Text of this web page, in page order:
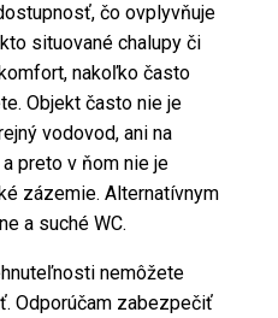
čo ovplyvňuje
situované chalupy či
nakoľko často
Objekt často nie je
vodovod, ani na
preto v ňom nie je
zázemie. Alternatívnym
a suché WC.
nemôžete
Odporúčam zabezpečiť